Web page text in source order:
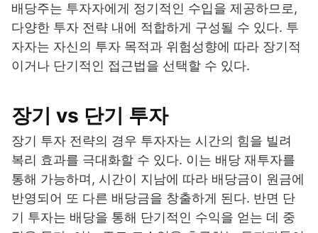
배당주는 투자자에게 정기적인 수입을 제공하므로,
다양한 투자 전략 내에 적합하게 구성될 수 있다. 투
자자는 자신의 투자 목적과 위험성향에 따라 장기적
이거나 단기적인 접근법을 선택할 수 있다.
장기 vs 단기 투자
장기 투자 전략의 경우 투자자는 시간의 힘을 빌려
복리 효과를 극대화할 수 있다. 이는 배당 재투자를
통해 가능하며, 시간이 지남에 따라 배당금이 원금에
반영되어 또 다른 배당금을 창출하게 된다. 반면 단
기 투자는 배당을 통해 단기적인 수익을 얻는 데 중